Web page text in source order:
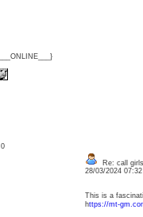
Re: call girls
28/03/2024
This is a
https://mt-